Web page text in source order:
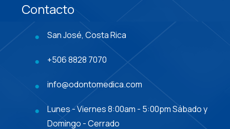
Contacto
San José, Costa Rica
+506 8828 7070
info@odontomedica.com
Lunes - Viernes 8:00am - 5:00pm Sábado y
Domingo - Cerrado